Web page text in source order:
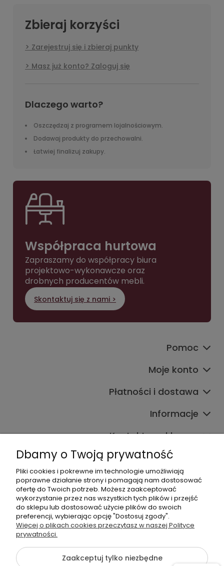
Zbieraj korzyści
Zarejestruj się i zbieraj punkty
Masz już konto? Zaloguj się
Dlaczego warto?
Oszczędzaj z programem lojalnościowym.
Dodawaj produkty do przechowalni.
Łatwiej finalizuj zakupy.
Współpraca hurtowa
Zapraszamy do współpracy biura
projektowo-wykonawcze oraz
drobnych producentów mebli.
Skontaktuj się z nami >
Pomoc
Moje konto
Płatności i dostawa
Informacje
Kontakt ze sklepem
Dane kontaktowe
603377506
sklep@komfort-biuro.pl
Nasz Facebook
Dbamy o Twoją prywatność
Pliki cookies i pokrewne im technologie umożliwiają
poprawne działanie strony i pomagają nam dostosować
ofertę do Twoich potrzeb. Możesz zaakceptować
wykorzystanie przez nas wszystkich tych plików i przejść
do sklepu lub dostosować użycie plików do swoich
preferencji, wybierając opcję "Dostosuj zgody".
Więcej o plikach cookies przeczytasz w naszej Polityce
prywatności.
Zaakceptuj tylko niezbędne